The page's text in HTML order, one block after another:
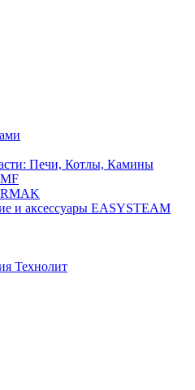
Печи, Котлы, Камины
и аксессуары EASYSTEAM
Технолит